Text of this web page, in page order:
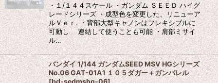
・１/１４４スケール ・ガンダム ＳＥＥＤ ハイグ
レードシリーズ ・成型色を変更した、リニューア
ルＶｅｒ. ・背部大型キャノンはフレキシブルに
可動し 連結して使うことも可能 ・肩部ミサイ
ル…
バンダイ 1/144 ガンダムSEED MSV HGシリーズ
No.06 GAT-01A1 １０５ダガー＋ガンバレル
[bd-sedmshg-06]